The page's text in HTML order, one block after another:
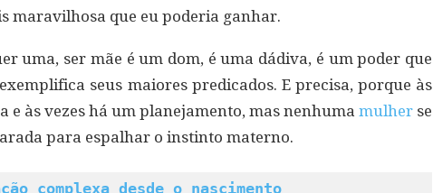
maravilhosa que eu poderia ganhar.
uma, ser mãe é um dom, é uma dádiva, é um poder que
seus maiores predicados. E precisa, porque às
e às vezes há um planejamento, mas nenhuma mulher se
para espalhar o instinto materno.
complexa desde o nascimento